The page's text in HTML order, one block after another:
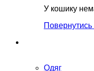
У кошику
Повернутись
Одяг